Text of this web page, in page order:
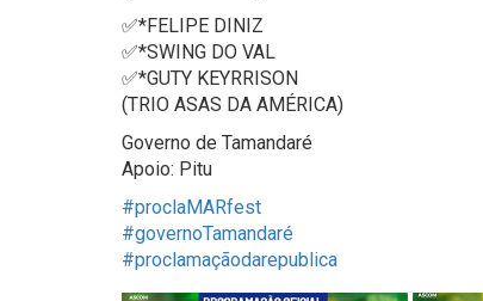
✅*FELIPE DINIZ
✅*SWING DO VAL
✅*GUTY KEYRRISON
(TRIO ASAS DA AMÉRICA)
Governo de Tamandaré
Apoio: Pitu
#proclaMARfest
#governoTamandaré
#proclamaçãodarepublica